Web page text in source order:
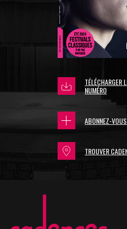
TÉLÉCHARGER
NUMÉRO
ABONNEZ-
TROUVER